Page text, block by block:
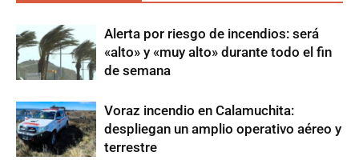
Alerta por riesgo de incendios: será
«alto» y «muy alto» durante todo el fin
de semana
Voraz incendio en Calamuchita:
despliegan un amplio operativo aéreo y
terrestre